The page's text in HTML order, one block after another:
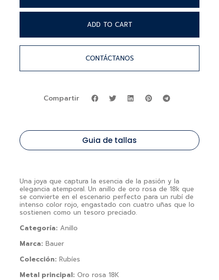
ADD TO CART
CONTÁCTANOS
Compartir
Guia de tallas
Una joya que captura la esencia de la pasión y la
elegancia atemporal. Un anillo de oro rosa de 18k que
se convierte en el escenario perfecto para un rubí de
intenso color rojo, engastado con cuatro uñas que lo
sostienen como un tesoro preciado.
Categoría: Anillo
Marca: Bauer
Colección: Rubíes
Metal principal: Oro rosa 18K